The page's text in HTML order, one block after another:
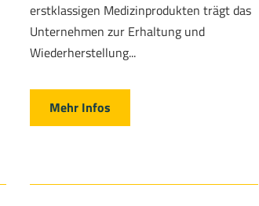
erstklassigen Medizinprodukten trägt das
Unternehmen zur Erhaltung und
Wiederherstellung...
Mehr Infos